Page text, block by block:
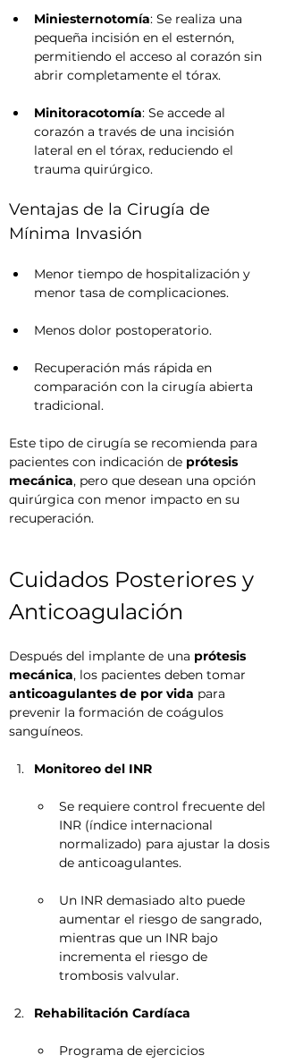
Miniesternotomía: Se realiza una
pequeña incisión en el esternón,
permitiendo el acceso al corazón sin
abrir completamente el tórax.
Minitoracotomía: Se accede al
corazón a través de una incisión
lateral en el tórax, reduciendo el
trauma quirúrgico.
Ventajas de la Cirugía de
Mínima Invasión
Menor tiempo de hospitalización y
menor tasa de complicaciones.
Menos dolor postoperatorio.
Recuperación más rápida en
comparación con la cirugía abierta
tradicional.
Este tipo de cirugía se recomienda para
pacientes con indicación de prótesis
mecánica, pero que desean una opción
quirúrgica con menor impacto en su
recuperación.
Cuidados Posteriores y
Anticoagulación
Después del implante de una prótesis
mecánica, los pacientes deben tomar
anticoagulantes de por vida para
prevenir la formación de coágulos
sanguíneos.
Monitoreo del INR
Se requiere control frecuente del
INR (índice internacional
normalizado) para ajustar la dosis
de anticoagulantes.
Un INR demasiado alto puede
aumentar el riesgo de sangrado,
mientras que un INR bajo
incrementa el riesgo de
trombosis valvular.
Rehabilitación Cardíaca
Programa de ejercicios